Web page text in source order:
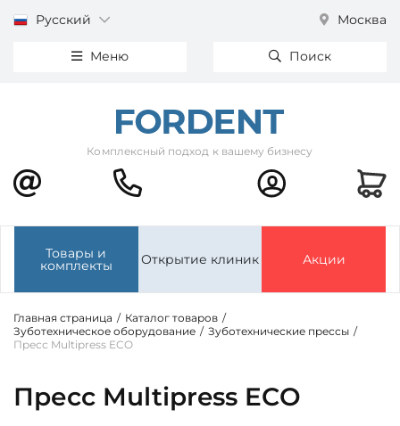
Русский Москва
Меню Поиск
Комплексный подход к вашему бизнесу
Товары и
комплекты Открытие клиник Акции
Главная страница / Каталог товаров /
Зуботехническое оборудование / Зуботехнические прессы /
Пресс Multipress ECO
Пресс Multipress ECO